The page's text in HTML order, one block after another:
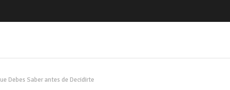
Debes Saber antes de Decidirte